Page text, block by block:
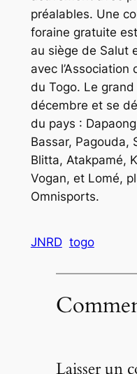
préalables. Une
foraine gratuite
au siège de Salut
avec
du Togo. Le
décembre et se
du pays :
Bassar, Pagouda,
Blitta, Atakpamé,
Vogan, et Lomé,
Omnisports.
JNRD togo
Laisser un